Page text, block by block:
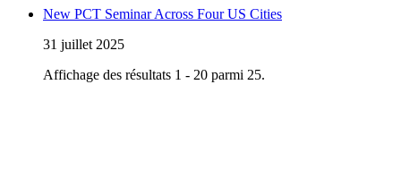
New PCT Seminar Across Four US Cities
31 juillet 2025
Affichage des résultats 1 - 20 parmi 25.